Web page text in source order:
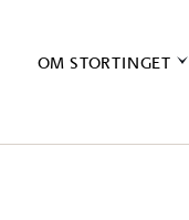
OM STORTINGET